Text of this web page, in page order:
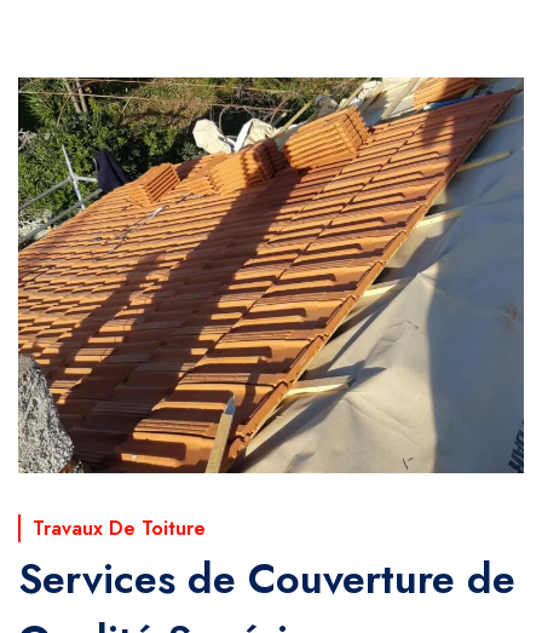
Travaux De Toiture
Services de Couverture de